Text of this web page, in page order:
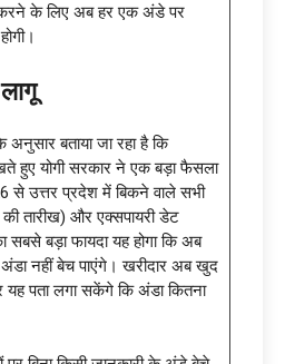
करने के लिए अब हर एक अंडे पर
के अनुसार बताया जा रहा है कि
हुए योगी सरकार ने एक बड़ा फैसला
से उत्तर प्रदेश में बिकने वाले सभी
तारीख) और एक्सपायरी डेट
सबसे बड़ा फायदा यह होगा कि अब
अंडा नहीं बेच पाएंगे। खरीदार अब खुद
पता लगा सकेंगे कि अंडा कितना